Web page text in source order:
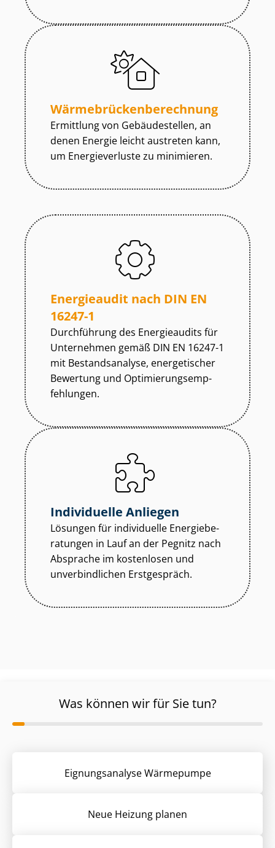
Wär­me­brü­cken­be­rech­nung
Ermittlung von Gebäudestellen, an
denen Energie leicht austreten kann,
um Energieverluste zu minimieren.
Energieaudit nach DIN EN
16247-1
Durchführung des Energieaudits für
Unternehmen gemäß DIN EN 16247-1
mit Bestandsanalyse, energetischer
Bewertung und Op­ti­mie­rungs­emp­
feh­lun­gen.
Individuelle Anliegen
Lösungen für individuelle En­er­gie­be­
ra­tun­gen in Lauf an der Pegnitz nach
Absprache im kostenlosen und
unverbindlichen Erstgespräch.
Was können wir für Sie tun?
Eignungsanalyse Wärmepumpe
Neue Heizung planen